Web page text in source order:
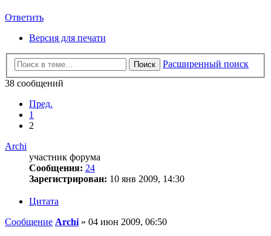
Ответить
Версия для печати
Поиск
Расширенный поиск
38 сообщений
Пред.
1
2
Archi
участник форума
Сообщения: 24
Зарегистрирован: 10 янв 2009, 14:30
Цитата
Сообщение Archi » 04 июн 2009, 06:50